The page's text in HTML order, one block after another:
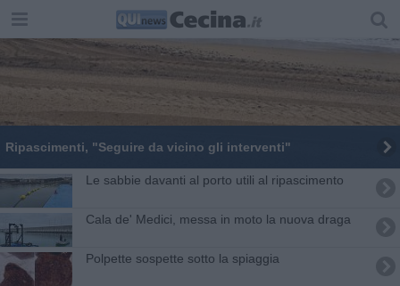
Ripascimenti, "Seguire da vicino gli interventi"
Le sabbie davanti al porto utili al ripascimento
Cala de' Medici, messa in moto la nuova draga
Polpette sospette sotto la spiaggia